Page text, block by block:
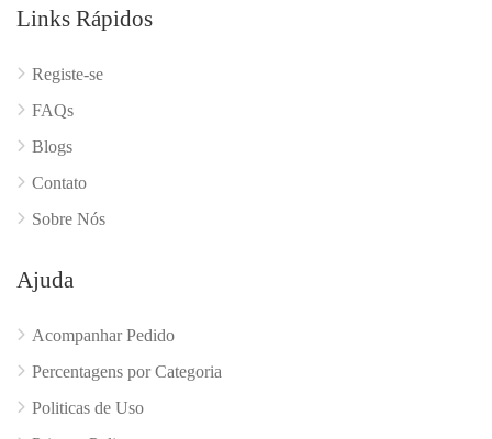
Links Rápidos
Registe-se
FAQs
Blogs
Contato
Sobre Nós
Ajuda
Acompanhar Pedido
Percentagens por Categoria
Politicas de Uso